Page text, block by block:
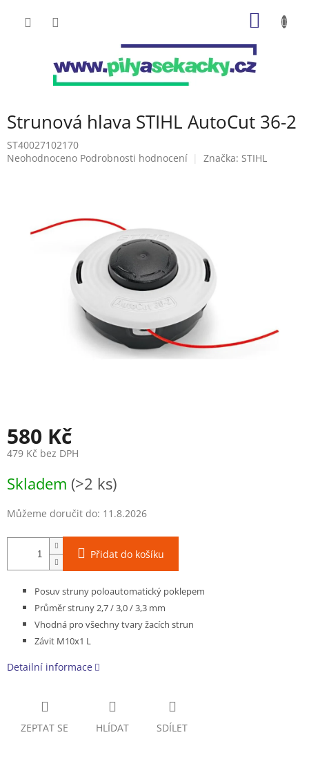
Strunová hlava STIHL AutoCut 36-2
ST40027102170
Průměrné
Neohodnoceno Podrobnosti hodnocení Značka: STIHL
580 Kč
479 Kč bez DPH
cena:
Skladem (>2 ks)
Můžeme doručit do: 11.8.2026
Přidat do košíku
Posuv struny poloautomatický poklepem
Průměr struny 2,7 / 3,0 / 3,3 mm
Vhodná pro všechny tvary žacích strun
Závit M10x1 L
Detailní informace
ZEPTAT SE HLÍDAT SDÍLET